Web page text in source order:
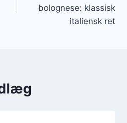
bolognese: klassisk
italiensk ret